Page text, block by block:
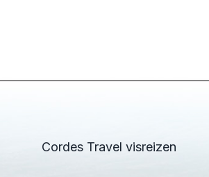
Cordes Travel visreizen